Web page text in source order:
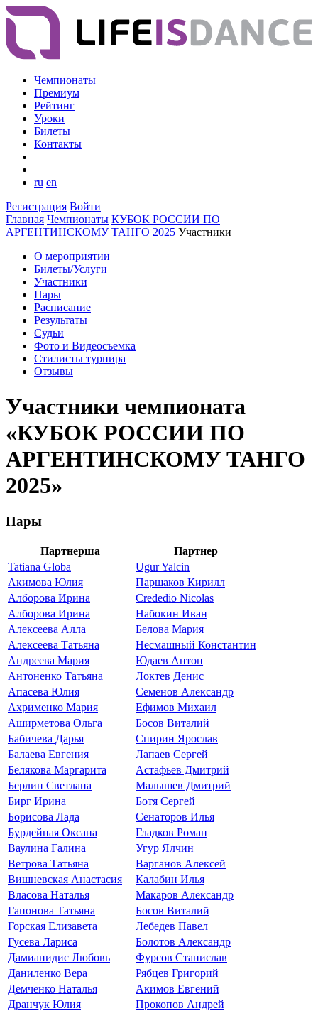
Чемпионаты
Премиум
Рейтинг
Уроки
Билеты
Контакты
ru en
Регистрация Войти
Главная Чемпионаты КУБОК РОССИИ ПО
АРГЕНТИНСКОМУ ТАНГО 2025 Участники
О мероприятии
Билеты/Услуги
Участники
Пары
Расписание
Результаты
Судьи
Фото и Видеосъемка
Стилисты турнира
Отзывы
Участники чемпионата
«КУБОК РОССИИ ПО
АРГЕНТИНСКОМУ ТАНГО
2025»
Пары
Партнерша
Партнер
Tatiana Globa
Ugur Yalcin
Акимова Юлия
Паршаков Кирилл
Алборова Ирина
Crededio Nicolas
Алборова Ирина
Набокин Иван
Алексеева Алла
Белова Мария
Алексеева Татьяна
Несмашный Константин
Андреева Мария
Юдаев Антон
Антоненко Татьяна
Локтев Денис
Апасева Юлия
Семенов Александр
Ахрименко Мария
Ефимов Михаил
Аширметова Ольга
Босов Виталий
Бабичева Дарья
Спирин Ярослав
Балаева Евгения
Лапаев Сергей
Белякова Маргарита
Астафьев Дмитрий
Берлин Светлана
Малышев Дмитрий
Бирг Ирина
Ботя Сергей
Борисова Лада
Сенаторов Илья
Бурдейная Оксана
Гладков Роман
Ваулина Галина
Угур Ялчин
Ветрова Татьяна
Варганов Алексей
Вишневская Анастасия
Калабин Илья
Власова Наталья
Макаров Александр
Гапонова Татьяна
Босов Виталий
Горская Елизавета
Лебедев Павел
Гусева Лариса
Болотов Александр
Дамианидис Любовь
Фурсов Станислав
Даниленко Вера
Рябцев Григорий
Демченко Наталья
Акимов Евгений
Дранчук Юлия
Прокопов Андрей